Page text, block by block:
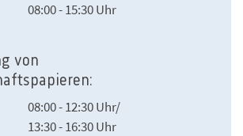
08:00 - 15:30 Uhr
von
08:00 - 12:30 Uhr/
13:30 - 16:30 Uhr